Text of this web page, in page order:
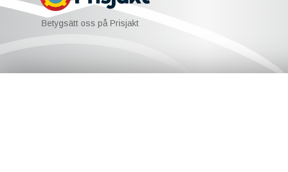
Betygsätt oss på Prisjakt